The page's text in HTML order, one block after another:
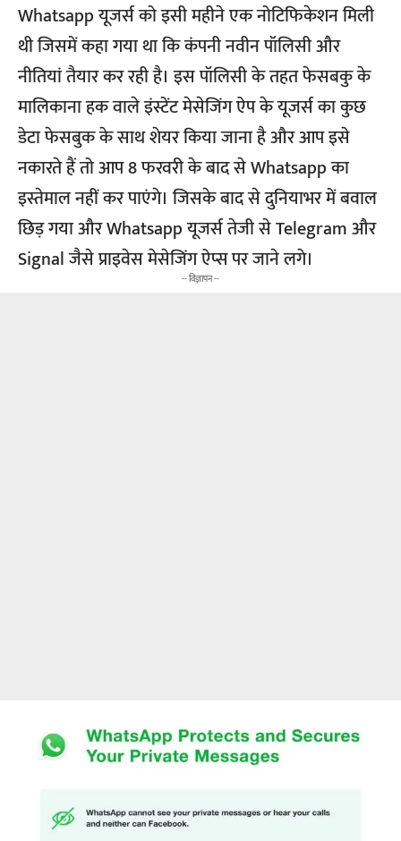
Whatsapp यूजर्स को इसी महीने एक नोटिफिकेशन मिली
थी जिसमें कहा गया था कि कंपनी नवीन पॉलिसी और
नीतियां तैयार कर रही है। इस पॉलिसी के तहत फेसबकु के
मालिकाना हक वाले इंस्टेंट मेसेजिंग ऐप के यूजर्स का कुछ
डेटा फेसबुक के साथ शेयर किया जाना है और आप इसे
नकारते हैं तो आप 8 फरवरी के बाद से Whatsapp का
इस्तेमाल नहीं कर पाएंगे। जिसके बाद से दुनियाभर में बवाल
छिड़ गया और Whatsapp यूजर्स तेजी से Telegram और
Signal जैसे प्राइवेस मेसेजिंग ऐप्स पर जाने लगे।
-- विज्ञापन --